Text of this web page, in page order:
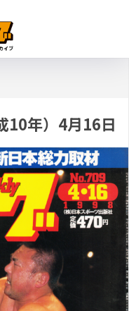
10年）4月16日